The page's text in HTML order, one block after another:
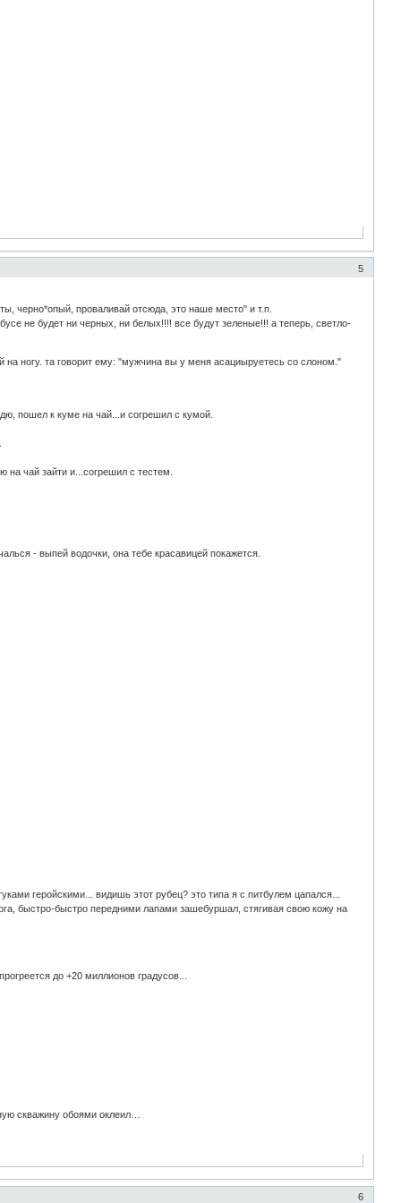
5
черно*опый, проваливай отсюда, это наше место" и т.п.
не будет ни черных, ни белых!!!! все будут зеленые!!! а теперь, светло-
на ногу. та говорит ему: "мужчина вы у меня асациыруетесь со слоном."
пошел к куме на чай...и согрешил с кумой.
на чай зайти и...согрешил с тестем.
- выпей водочки, она тебе красавицей покажется.
геройскими... видишь этот рубец? это типа я с питбулем цапался...
быстро-быстро передними лапами зашебуршал, стягивая свою кожу на
до +20 миллионов гpадyсов...
скважину обоями оклеил…
6